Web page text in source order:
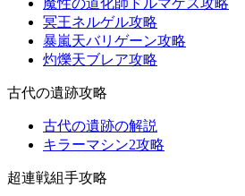
魔性の道化師ドルマゲス攻略
冥王ネルゲル攻略
暴嵐天バリゲーン攻略
灼爍天ブレア攻略
古代の遺跡攻略
古代の遺跡の解説
キラーマシン2攻略
超連戦組手攻略